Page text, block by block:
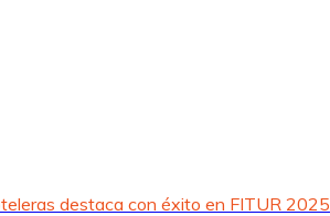
destaca con éxito en FITUR 2025